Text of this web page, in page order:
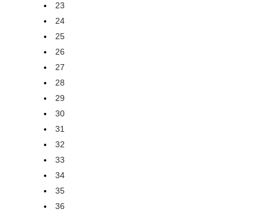
23
24
25
26
27
28
29
30
31
32
33
34
35
36